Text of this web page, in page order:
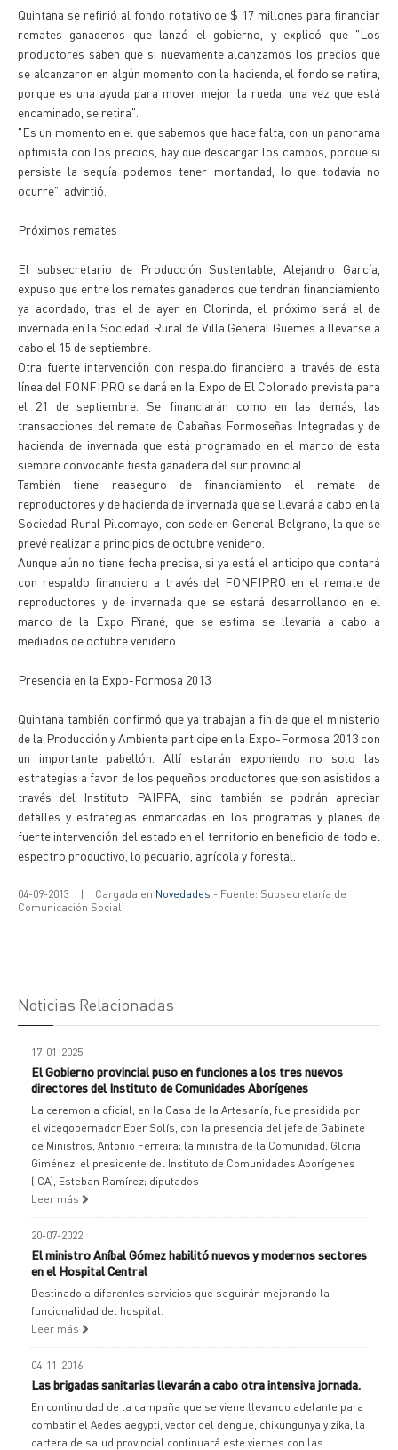
Quintana se refirió al fondo rotativo de $ 17 millones para financiar
remates ganaderos que lanzó el gobierno, y explicó que "Los
productores saben que si nuevamente alcanzamos los precios que
se alcanzaron en algún momento con la hacienda, el fondo se retira,
porque es una ayuda para mover mejor la rueda, una vez que está
encaminado, se retira".
"Es un momento en el que sabemos que hace falta, con un panorama
optimista con los precios, hay que descargar los campos, porque si
persiste la sequía podemos tener mortandad, lo que todavía no
ocurre", advirtió.
Próximos remates
El subsecretario de Producción Sustentable, Alejandro García,
expuso que entre los remates ganaderos que tendrán financiamiento
ya acordado, tras el de ayer en Clorinda, el próximo será el de
invernada en la Sociedad Rural de Villa General Güemes a llevarse a
cabo el 15 de septiembre.
Otra fuerte intervención con respaldo financiero a través de esta
línea del FONFIPRO se dará en la Expo de El Colorado prevista para
el 21 de septiembre. Se financiarán como en las demás, las
transacciones del remate de Cabañas Formoseñas Integradas y de
hacienda de invernada que está programado en el marco de esta
siempre convocante fiesta ganadera del sur provincial.
También tiene reaseguro de financiamiento el remate de
reproductores y de hacienda de invernada que se llevará a cabo en la
Sociedad Rural Pilcomayo, con sede en General Belgrano, la que se
prevé realizar a principios de octubre venidero.
Aunque aún no tiene fecha precisa, si ya está el anticipo que contará
con respaldo financiero a través del FONFIPRO en el remate de
reproductores y de invernada que se estará desarrollando en el
marco de la Expo Pirané, que se estima se llevaría a cabo a
mediados de octubre venidero.
Presencia en la Expo-Formosa 2013
Quintana también confirmó que ya trabajan a fin de que el ministerio
de la Producción y Ambiente participe en la Expo-Formosa 2013 con
un importante pabellón. Allí estarán exponiendo no solo las
estrategias a favor de los pequeños productores que son asistidos a
través del Instituto PAIPPA, sino también se podrán apreciar
detalles y estrategias enmarcadas en los programas y planes de
fuerte intervención del estado en el territorio en beneficio de todo el
espectro productivo, lo pecuario, agrícola y forestal.
04-09-2013 | Cargada en Novedades - Fuente: Subsecretaría de
Comunicación Social
Noticias Relacionadas
17-01-2025
El Gobierno provincial puso en funciones a los tres nuevos
directores del Instituto de Comunidades Aborígenes
La ceremonia oficial, en la Casa de la Artesanía, fue presidida por
el vicegobernador Eber Solís, con la presencia del jefe de Gabinete
de Ministros, Antonio Ferreira; la ministra de la Comunidad, Gloria
Giménez; el presidente del Instituto de Comunidades Aborígenes
(ICA), Esteban Ramírez; diputados
Leer más
20-07-2022
El ministro Aníbal Gómez habilitó nuevos y modernos sectores
en el Hospital Central
Destinado a diferentes servicios que seguirán mejorando la
funcionalidad del hospital.
Leer más
04-11-2016
Las brigadas sanitarias llevarán a cabo otra intensiva jornada.
En continuidad de la campaña que se viene llevando adelante para
combatir el Aedes aegypti, vector del dengue, chikungunya y zika, la
cartera de salud provincial continuará este viernes con las